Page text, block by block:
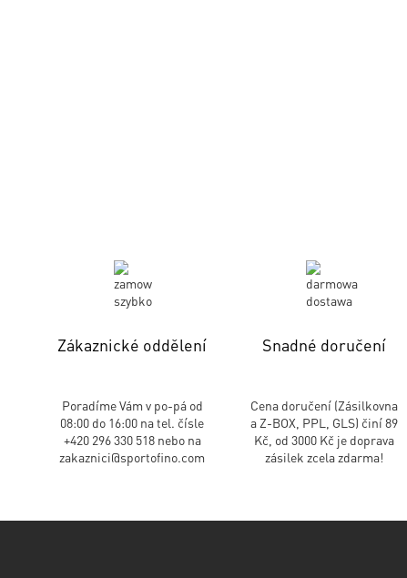
Zákaznické oddělení
Poradíme Vám v po-pá od
08:00 do 16:00 na tel. čísle
+420 296 330 518 nebo na
zakaznici@sportofino.com
Snadné doručení
Cena doručení (Zásilkovna
a Z-BOX, PPL, GLS) činí 89
Kč, od 3000 Kč je doprava
zásilek zcela zdarma!